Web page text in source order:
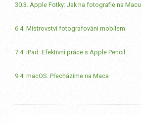
30.3. Apple Fotky: Jak na fotografie na Macu
6.4. Mistrovství fotografování mobilem
7.4. iPad: Efektivní práce s Apple Pencil
9.4. macOS: Přecházíme na Maca